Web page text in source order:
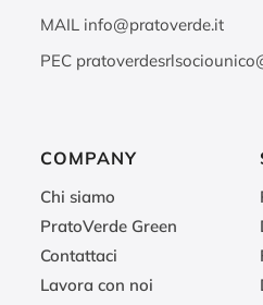
MAIL info@pratoverde.it
PEC
COMPANY
Chi siamo
PratoVerde Green
Contattaci
Lavora con noi